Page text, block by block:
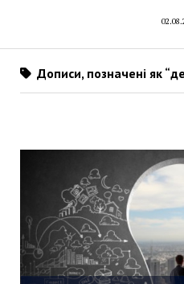
Дописи, позначені як